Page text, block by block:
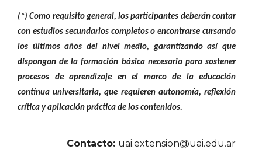
(*) Como requisito general, los participantes deberán contar
con estudios secundarios completos o encontrarse cursando
los últimos años del nivel medio, garantizando así que
dispongan de la formación básica necesaria para sostener
procesos de aprendizaje en el marco de la educación
continua universitaria, que requieren autonomía, reflexión
crítica y aplicación práctica de los contenidos.
Contacto: uai.extension@uai.edu.ar